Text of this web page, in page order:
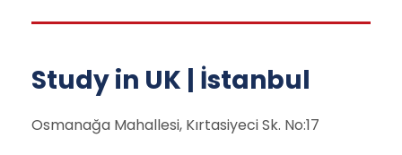
Study in UK | İstanbul
Osmanağa Mahallesi, Kırtasiyeci Sk. No:17